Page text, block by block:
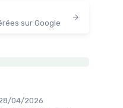
sur Google
04/2026